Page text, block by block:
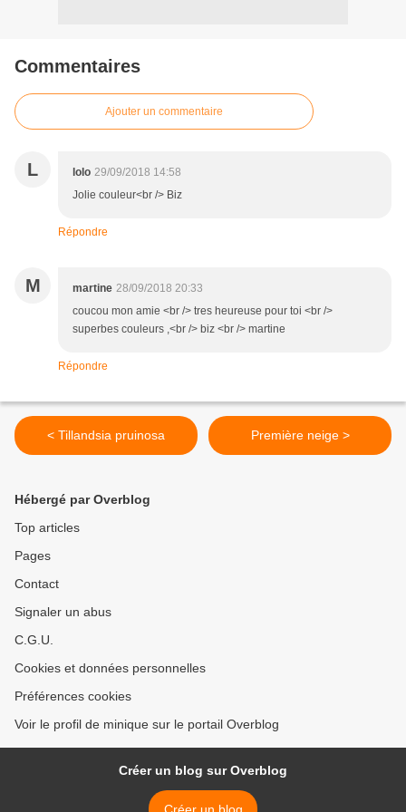
Commentaires
Ajouter un commentaire
L lolo 29/09/2018 14:58
Jolie couleur<br /> Biz
Répondre
M martine 28/09/2018 20:33
coucou mon amie <br /> tres heureuse pour toi <br />
superbes couleurs ,<br /> biz <br /> martine
Répondre
< Tillandsia pruinosa Première neige >
Hébergé par Overblog
Top articles
Pages
Contact
Signaler un abus
C.G.U.
Cookies et données personnelles
Préférences cookies
Voir le profil de minique sur le portail Overblog
Créer un blog sur Overblog